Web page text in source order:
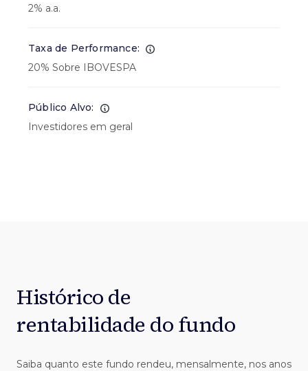
2% a.a.
Taxa de Performance:
20% Sobre IBOVESPA
Público Alvo:
Investidores em geral
Histórico de
rentabilidade do fundo
Saiba quanto este fundo rendeu, mensalmente, nos anos